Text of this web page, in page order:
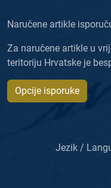
Naručene artikle
Za naručene artikle u
teritoriju Hrvatske je
Opcije isporuke
Jezik /